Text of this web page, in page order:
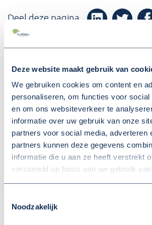
Deze website maakt gebruik van
We gebruiken cookies om content en
personaliseren, om functies voor social
en om ons websiteverkeer te
informatie over uw gebruik van onze
partners voor social media, adverteren
partners kunnen deze gegevens
informatie die u aan ze heeft verstrekt
verzameld op basis van uw gebruik
Noodzakelijk
Deel deze pagina
(Opent in een
(Opent
MEER NIEUWS